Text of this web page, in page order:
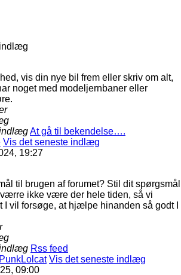
vis din nye bil frem eller skriv om alt,
noget med modeljernbaner eller
At gå til bekendelse….
Vis det seneste indlæg
19:27
til brugen af forumet? Stil dit spørgsmål
ikke være der hele tiden, så vi
I vil forsøge, at hjælpe hinanden så godt I
Rss feed
Vis det seneste indlæg
09:00